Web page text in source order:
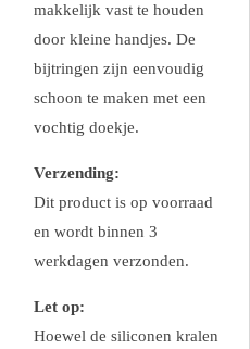
makkelijk vast te houden
door kleine handjes. De
bijtringen zijn eenvoudig
schoon te maken met een
vochtig doekje.
Verzending:
Dit product is op voorraad
en wordt binnen 3
werkdagen verzonden.
Let op:
Hoewel de siliconen kralen